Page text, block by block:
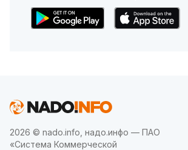
2026 © nado.info, надо.инфо — ПАО
«Система Коммерческой